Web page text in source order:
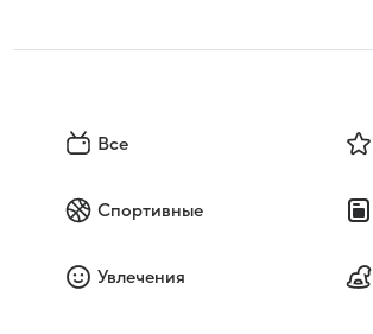
Все
Спортивные
Увлечения